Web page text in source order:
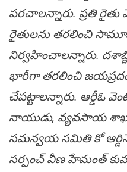
పరచాలన్నారు. ప్రతి
రైతులను తరలించి
నిర్వహించాలన్నారు.
భారీగా తరలించి
చేపట్టాలన్నారు. ఆర్డీఓ
నాయుడు, వ్యవసాయ శాఖ
సమన్వయ సమితి కో
సర్పంచ్ వీణ హేమంత్